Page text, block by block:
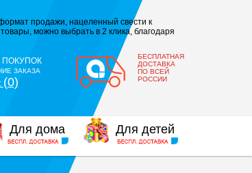
продажи, нацеленный свести к
можно выбрать в 2 клика, благодаря
ПОКУПОК
ЗАКАЗА
(0)
БЕСПЛАТНАЯ
ДОСТАВКА
ПО ВСЕЙ
РОССИИ
Для дома Для детей